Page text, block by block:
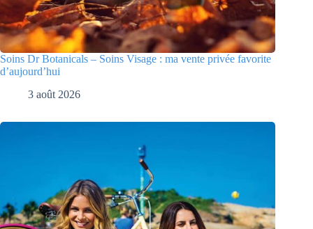
Soins Dr Botanicals – Soins Visage : ma vente privée favorite
d’aujourd’hui
3 août 2026